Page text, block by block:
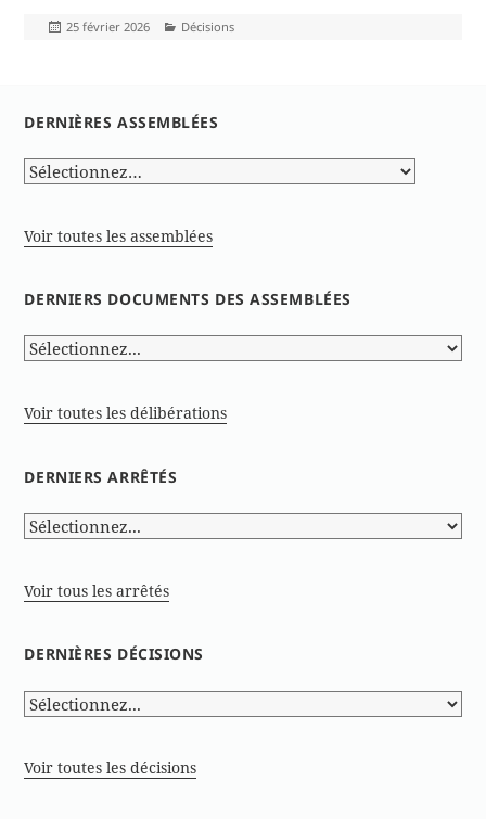
Publié
25 février 2026 Catégories
Décisions
DERNIÈRES ASSEMBLÉES
Voir toutes les assemblées
DERNIERS DOCUMENTS DES ASSEMBLÉES
Voir toutes les délibérations
DERNIERS ARRÊTÉS
Voir tous les arrêtés
DERNIÈRES DÉCISIONS
Voir toutes les décisions